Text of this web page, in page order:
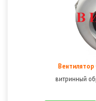
Вентилятор
витринный